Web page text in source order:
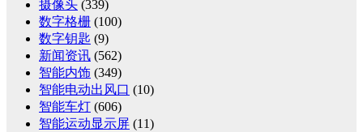
摄像头 (339)
数字格栅 (100)
数字钥匙 (9)
新闻资讯 (562)
智能内饰 (349)
智能电动出风口 (10)
智能车灯 (606)
智能运动显示屏 (11)